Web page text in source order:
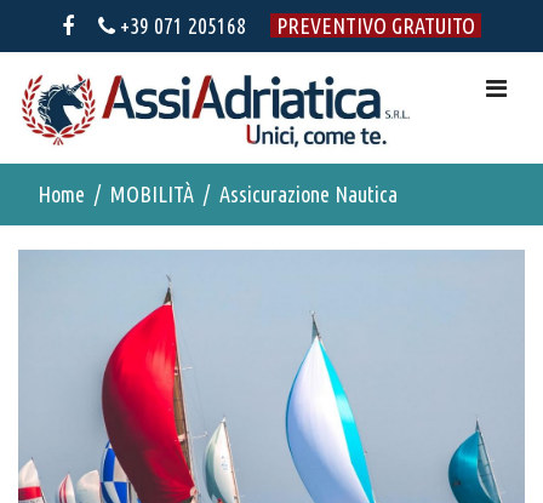
+39 071 205168 PREVENTIVO GRATUITO
Home MOBILITÀ Assicurazione Nautica